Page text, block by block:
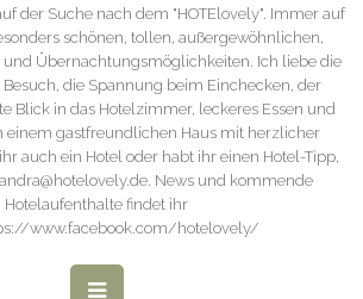
der Suche nach dem "HOTElovely". Immer auf
schönen, tollen, außergewöhnlichen,
und Übernachtungsmöglichkeiten. Ich liebe die
die Spannung beim Einchecken, der
Blick in das Hotelzimmer, leckeres Essen und
einem gastfreundlichen Haus mit herzlicher
auch ein Hotel oder habt ihr einen Hotel-Tipp,
News und kommende
Hotelaufenthalte findet ihr
www.facebook.com/hotelovely/